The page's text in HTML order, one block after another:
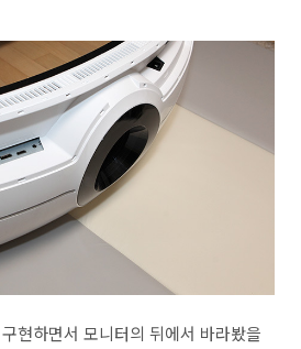
현하면서 모니터의 뒤에서 바라봤을